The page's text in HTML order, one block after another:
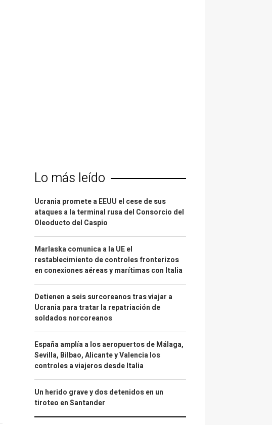
Lo más leído
Ucrania promete a EEUU el cese de sus
ataques a la terminal rusa del Consorcio del
Oleoducto del Caspio
Marlaska comunica a la UE el
restablecimiento de controles fronterizos
en conexiones aéreas y marítimas con Italia
Detienen a seis surcoreanos tras viajar a
Ucrania para tratar la repatriación de
soldados norcoreanos
España amplía a los aeropuertos de Málaga,
Sevilla, Bilbao, Alicante y Valencia los
controles a viajeros desde Italia
Un herido grave y dos detenidos en un
tiroteo en Santander